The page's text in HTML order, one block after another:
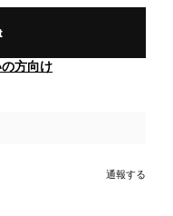
方向け
通報する